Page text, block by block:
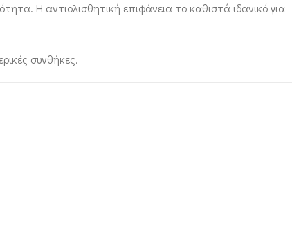
Η αντιολισθητική επιφάνεια το καθιστά ιδανικό για
συνθήκες.